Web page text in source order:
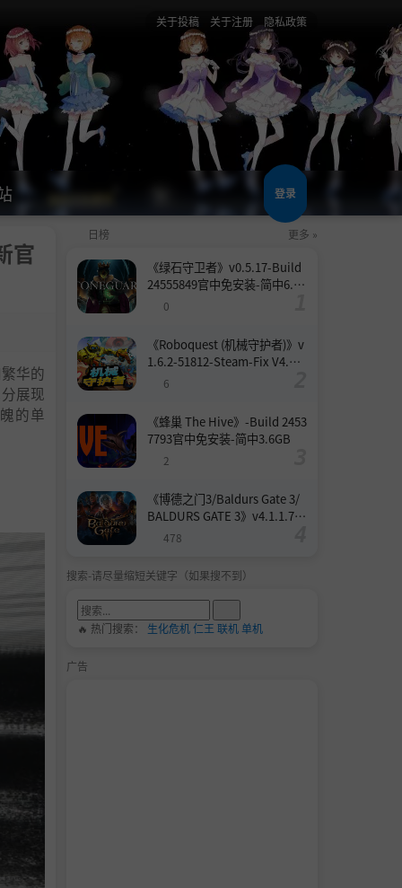
关于投稿 关于注册 隐私政策
登录
官
华的
展现
的单
日榜 更多 »
《绿石守卫者》v0.5.17-Build
24555849官中免安装-简中6.6
0
《Roboquest (机械守护者)》v
1.6.2-51812-Steam-Fix V4.联
机版官中简体
6
《蜂巢 The Hive》-Build 2453
7793官中免安装-简中3.6GB
2
《博德之门3/Baldurs Gate 3/
BALDURS GATE 3》v4.1.1.739
8727-Build 24532579官中免安
478
搜索-请尽量缩短关键字（如果搜不到）
🔥 热门搜索： 生化危机仁王 联机单机
广告